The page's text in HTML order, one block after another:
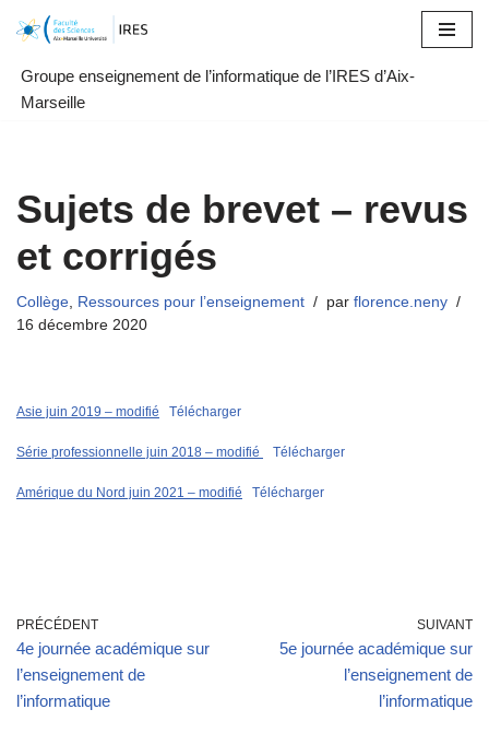
au
contenu
Groupe enseignement de l’informatique de l’IRES d’Aix-
Marseille
Sujets de brevet – revus
et corrigés
Collège, Ressources pour l’enseignement par florence.neny
16 décembre 2020
Asie juin 2019 – modifié Télécharger
Série professionnelle juin 2018 – modifié Télécharger
Amérique du Nord juin 2021 – modifié Télécharger
PRÉCÉDENT
4e journée académique sur
l’enseignement de
l’informatique
SUIVANT
5e journée académique sur
l’enseignement de
l’informatique